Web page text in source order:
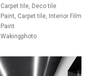
Carpet tile, Deco tile
Paint, Carpet tile, Interior Film
Paint
Wakingphoto